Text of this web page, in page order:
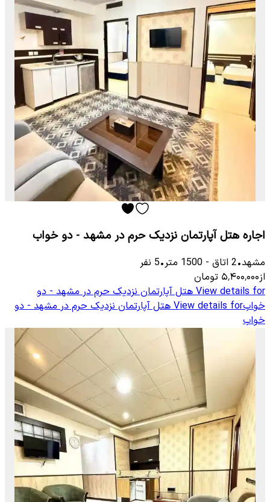
اجاره هتل آپارتمان نزدیک حرم در مشهد - دو خواب
مشهد•
2 اتاق -
1500 متر•
5 نفر
از۵٬۴۰۰٬۰۰۰ تومان
View details for هتل آپارتمان نزدیک حرم در مشهد - دو
خوابView details for هتل آپارتمان نزدیک حرم در مشهد - دو
خواب